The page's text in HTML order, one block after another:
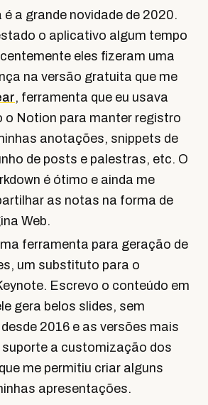
é a grande novidade de 2020.
o aplicativo algum tempo
eles fizeram uma
na versão gratuita que me
, ferramenta que eu usava
o Notion para manter registro
anotações, snippets de
de posts e palestras, etc. O
é ótimo e ainda me
as notas na forma de
Web.
ferramenta para geração de
um substituto para o
Escrevo o conteúdo em
gera belos slides, sem
2016 e as versões mais
a customização dos
me permitiu criar alguns
apresentações.